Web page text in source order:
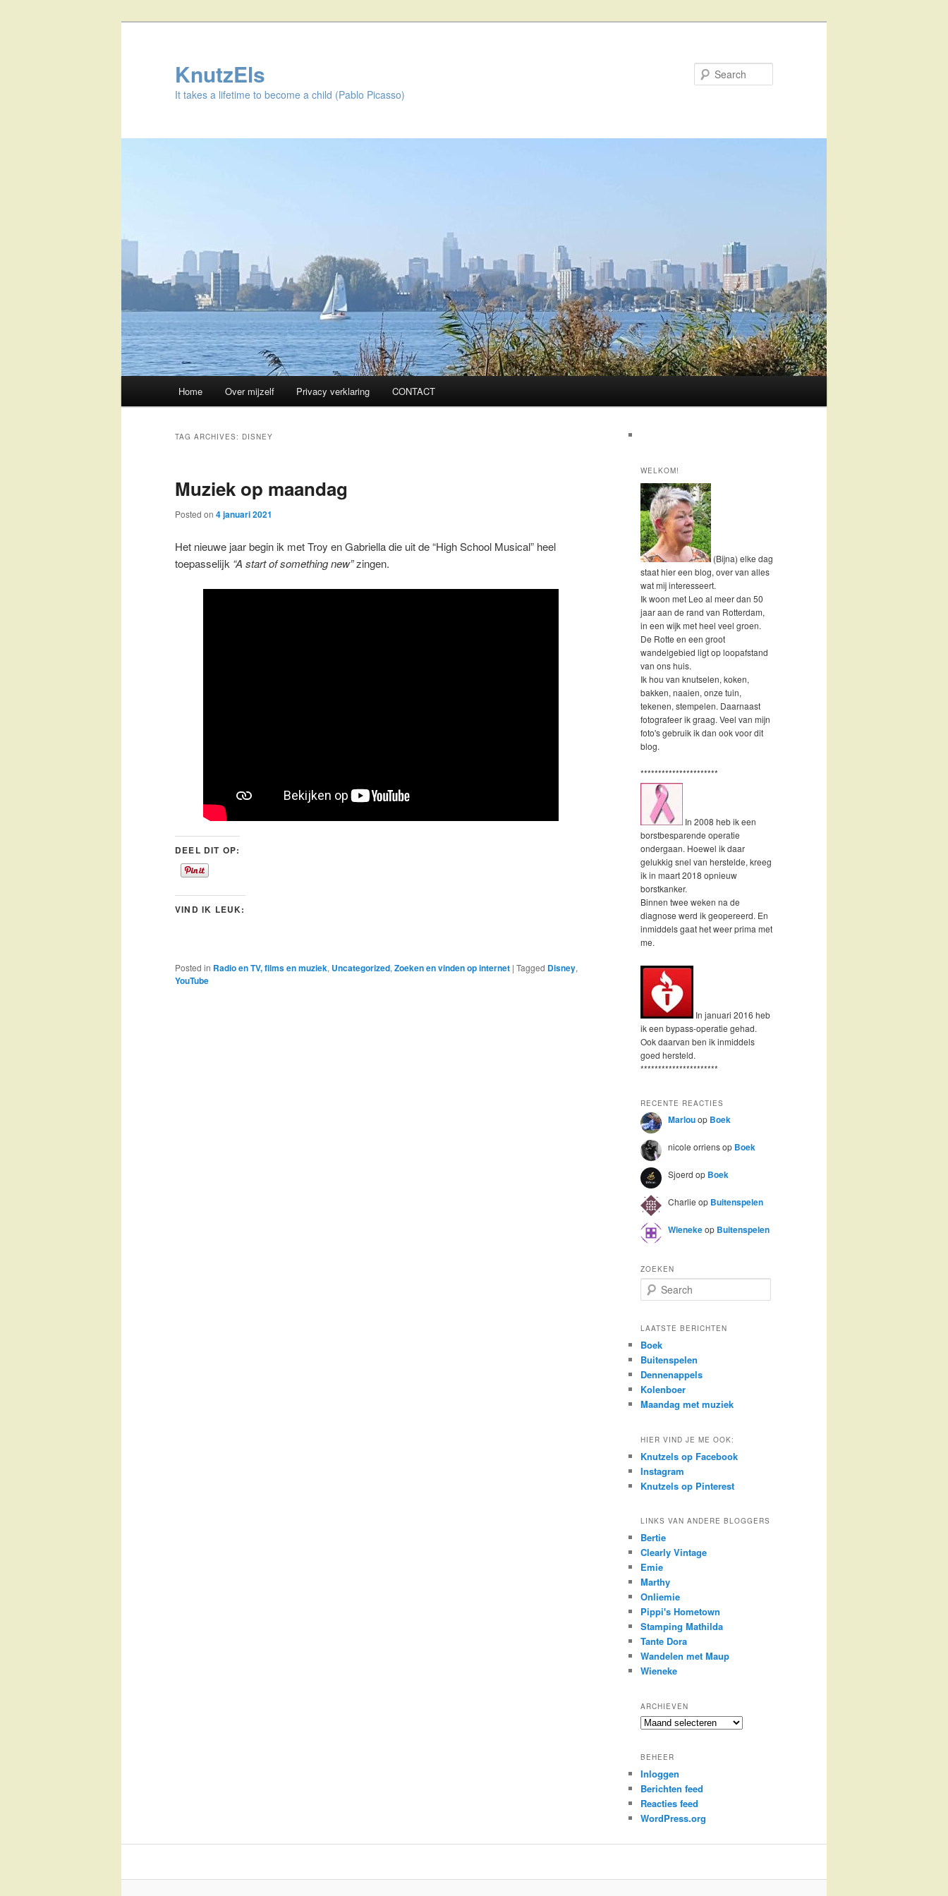
KnutzEls
It takes a lifetime to become a child (Pablo Picasso)
Skip
content
Skip
content
Home Over mijzelf Privacy verklaring CONTACT
TAG ARCHIVES: DISNEY
Muziek op maandag
Posted on 4 januari 2021
Het nieuwe jaar begin ik met Troy en Gabriella die uit de “High School Musical” heel
toepasselijk “A start of something new”zingen.
DEEL DIT OP:
VIND IK LEUK:
Posted in Radio en TV, films en muziek, Uncategorized, Zoeken en vinden op internet | Tagged Disney,
YouTube
WELKOM!
(Bijna) elke dag
staat hier een blog, over van alles
wat mij interesseert.
Ik woon met Leo al meer dan 50
jaar aan de rand van Rotterdam,
in een wijk met heel veel groen.
De Rotte en een groot
wandelgebied ligt op loopafstand
van ons huis.
Ik hou van knutselen, koken,
bakken, naaien, onze tuin,
tekenen, stempelen. Daarnaast
fotografeer ik graag. Veel van mijn
foto's gebruik ik dan ook voor dit
blog.
**********************
In 2008 heb ik een
borstbesparende operatie
ondergaan. Hoewel ik daar
gelukkig snel van herstelde, kreeg
ik in maart 2018 opnieuw
borstkanker.
Binnen twee weken na de
diagnose werd ik geopereerd. En
inmiddels gaat het weer prima met
me.
In januari 2016 heb
ik een bypass-operatie gehad.
Ook daarvan ben ik inmiddels
goed hersteld.
**********************
RECENTE REACTIES
Marlouop Boek
nicole orriensop Boek
Sjoerd op Boek
Charlie op Buitenspelen
Wienekeop Buitenspelen
ZOEKEN
e
r
h
LAATSTE BERICHTEN
Boek
Buitenspelen
Dennenappels
Kolenboer
Maandag met muziek
HIER VIND JE ME OOK:
Knutzels op Facebook
Instagram
Knutzels op Pinterest
LINKS VAN ANDERE BLOGGERS
Bertie
Clearly Vintage
Emie
Marthy
Onliemie
Pippi's Hometown
Stamping Mathilda
Tante Dora
Wandelen met Maup
Wieneke
ARCHIEVEN
Archieven
BEHEER
Inloggen
Berichten feed
Reacties feed
WordPress.org